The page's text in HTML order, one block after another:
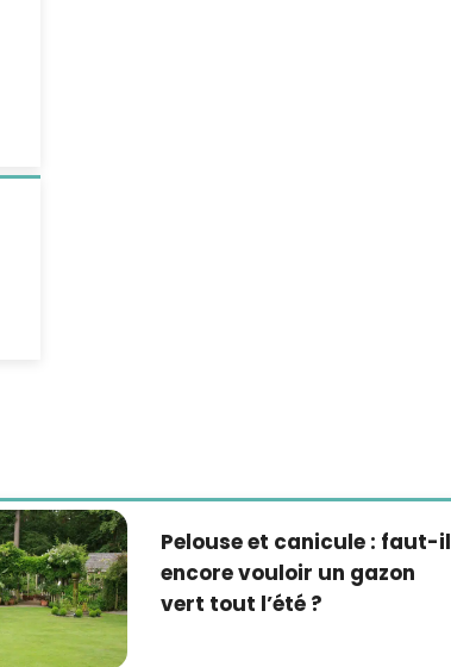
Pelouse et canicule : faut-il
encore vouloir un gazon
vert tout l’été ?